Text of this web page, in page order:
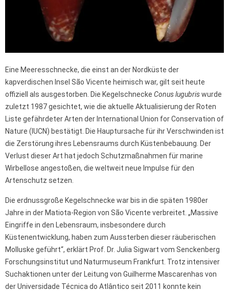
Eine Meeresschnecke, die einst an der Nordküste der
kapverdischen Insel São Vicente heimisch war, gilt seit heute
offiziell als ausgestorben. Die Kegelschnecke Conus lugubriswurde
zuletzt 1987 gesichtet, wie die aktuelle Aktualisierung der Roten
Liste gefährdeter Arten der International Union for Conservation of
Nature (IUCN) bestätigt. Die Hauptursache für ihr Verschwinden ist
die Zerstörung ihres Lebensraums durch Küstenbebauung. Der
Verlust dieser Art hat jedoch Schutzmaßnahmen für marine
Wirbellose angestoßen, die weltweit neue Impulse für den
Artenschutz setzen.
Die erdnussgroße Kegelschnecke war bis in die späten 1980er
Jahre in der Matiota-Region von São Vicente verbreitet. „Massive
Eingriffe in den Lebensraum, insbesondere durch
Küstenentwicklung, haben zum Aussterben dieser räuberischen
Molluske geführt“, erklärt Prof. Dr. Julia Sigwart vom Senckenberg
Forschungsinstitut und Naturmuseum Frankfurt. Trotz intensiver
Suchaktionen unter der Leitung von Guilherme Mascarenhas von
der Universidade Técnica do Atlântico seit 2011 konnte kein